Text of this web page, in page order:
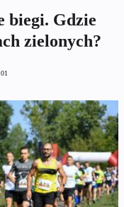
biegi. Gdzie
zielonych?